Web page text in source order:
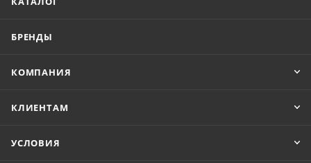
БРЕНДЫ
КОМПАНИЯ
КЛИЕНТАМ
УСЛОВИЯ